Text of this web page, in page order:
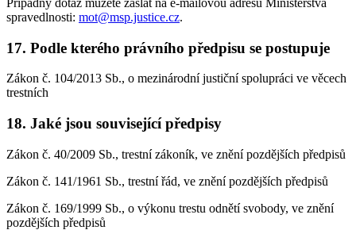
spravedlnosti: mot@msp.justice.cz.
17. Podle kterého právního předpisu se postupuje
Zákon č. 104/2013 Sb., o mezinárodní justiční spolupráci ve věcech
trestních
18. Jaké jsou související předpisy
Zákon č. 40/2009 Sb., trestní zákoník, ve znění pozdějších předpisů
Zákon č. 141/1961 Sb., trestní řád, ve znění pozdějších předpisů
Zákon č. 169/1999 Sb., o výkonu trestu odnětí svobody, ve znění
pozdějších předpisů